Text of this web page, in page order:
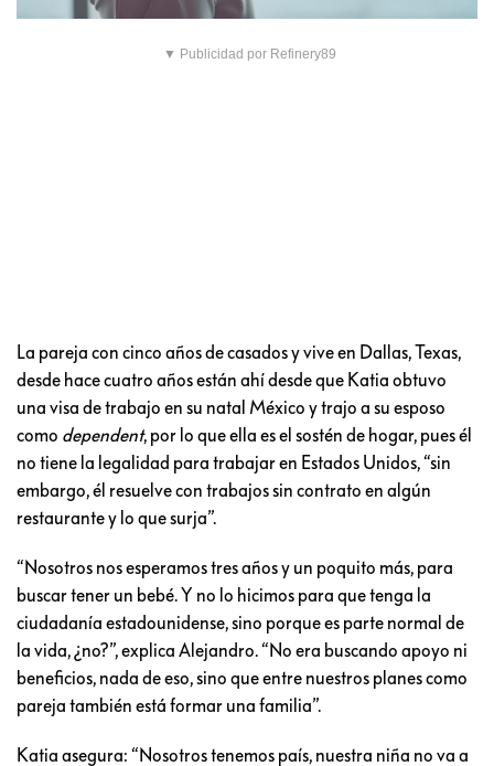
▼ Publicidad por Refinery89
La pareja con cinco años de casados y vive en Dallas, Texas,
desde hace cuatro años están ahí desde que Katia obtuvo
una visa de trabajo en su natal México y trajo a su esposo
como dependent, por lo que ella es el sostén de hogar, pues él
no tiene la legalidad para trabajar en Estados Unidos, “sin
embargo, él resuelve con trabajos sin contrato en algún
restaurante y lo que surja”.
“Nosotros nos esperamos tres años y un poquito más, para
buscar tener un bebé. Y no lo hicimos para que tenga la
ciudadanía estadounidense, sino porque es parte normal de
la vida, ¿no?”, explica Alejandro. “No era buscando apoyo ni
beneficios, nada de eso, sino que entre nuestros planes como
pareja también está formar una familia”.
Katia asegura: “Nosotros tenemos país, nuestra niña no va a